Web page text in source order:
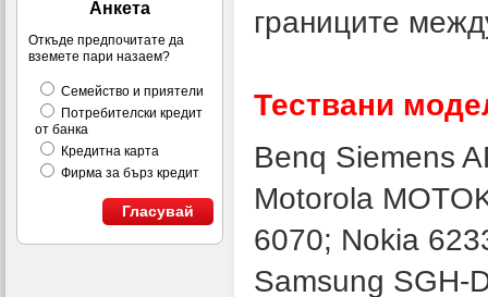
Анкета
Откъде предпочитате да
вземете пари назаем?
Семейство и приятели
Потребителски кредит
от банка
Кредитна карта
Фирма за бърз кредит
Гласувай
границите
Тествани
Benq Siemens
Motorola
6070; Nokia
Samsung SGH-